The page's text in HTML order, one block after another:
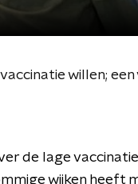
willen;
de lage
wijken heeft